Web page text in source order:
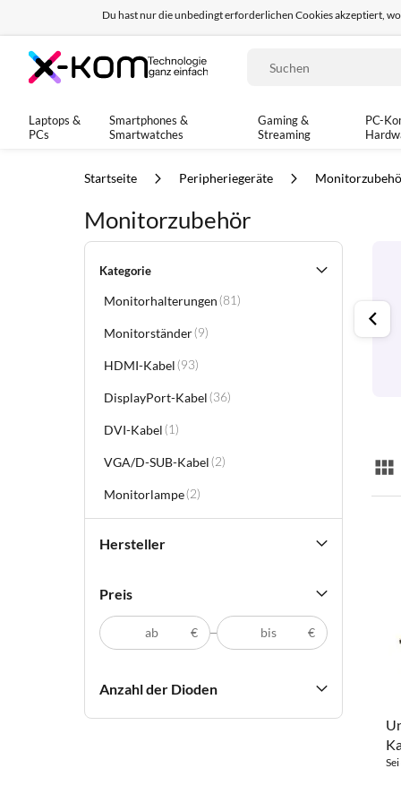
Du hast nur die unbedingt erforderlichen Cookies akzeptiert,
Seit 8 Jahren für dich da!
Laptops &
PCs
Smartphones &
Smartwatches
Gaming &
Streaming
PC-
Startseite Peripheriegeräte
Monitorzubehör
Kategorie
Monitorhalterungen (81)
Monitorständer(9)
HDMI-Kabel (93)
DisplayPort-Kabel (36)
DVI-Kabel (1)
VGA/D-SUB-Kabel (2)
Monitorlampe(2)
Hersteller
Preis
€ €
Anzahl der Dioden